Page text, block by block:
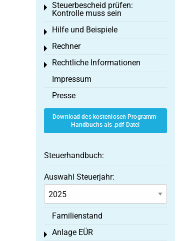
Steuerbescheid prüfen:
Kontrolle muss sein
Toggle menu
Hilfe und Beispiele
Toggle menu
Rechner
Toggle menu
Rechtliche Informationen
Toggle menu
Impressum
Presse
Download des kostenlosen Programm-
Handbuchs als .pdf Datei
Steuerhandbuch:
Auswahl Steuerjahr:
Familienstand
Anlage EÜR
Toggle menu